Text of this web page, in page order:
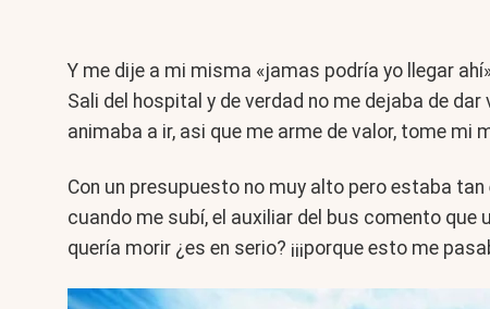
Y me dije a mi misma «jamas podría yo llegar
Sali del hospital y de verdad no me dejaba de
animaba a ir, asi que me arme de valor, tome mi
Con un presupuesto no muy alto pero estaba
cuando me subí, el auxiliar del bus comento
quería morir ¿es en serio? ¡¡¡porque esto me